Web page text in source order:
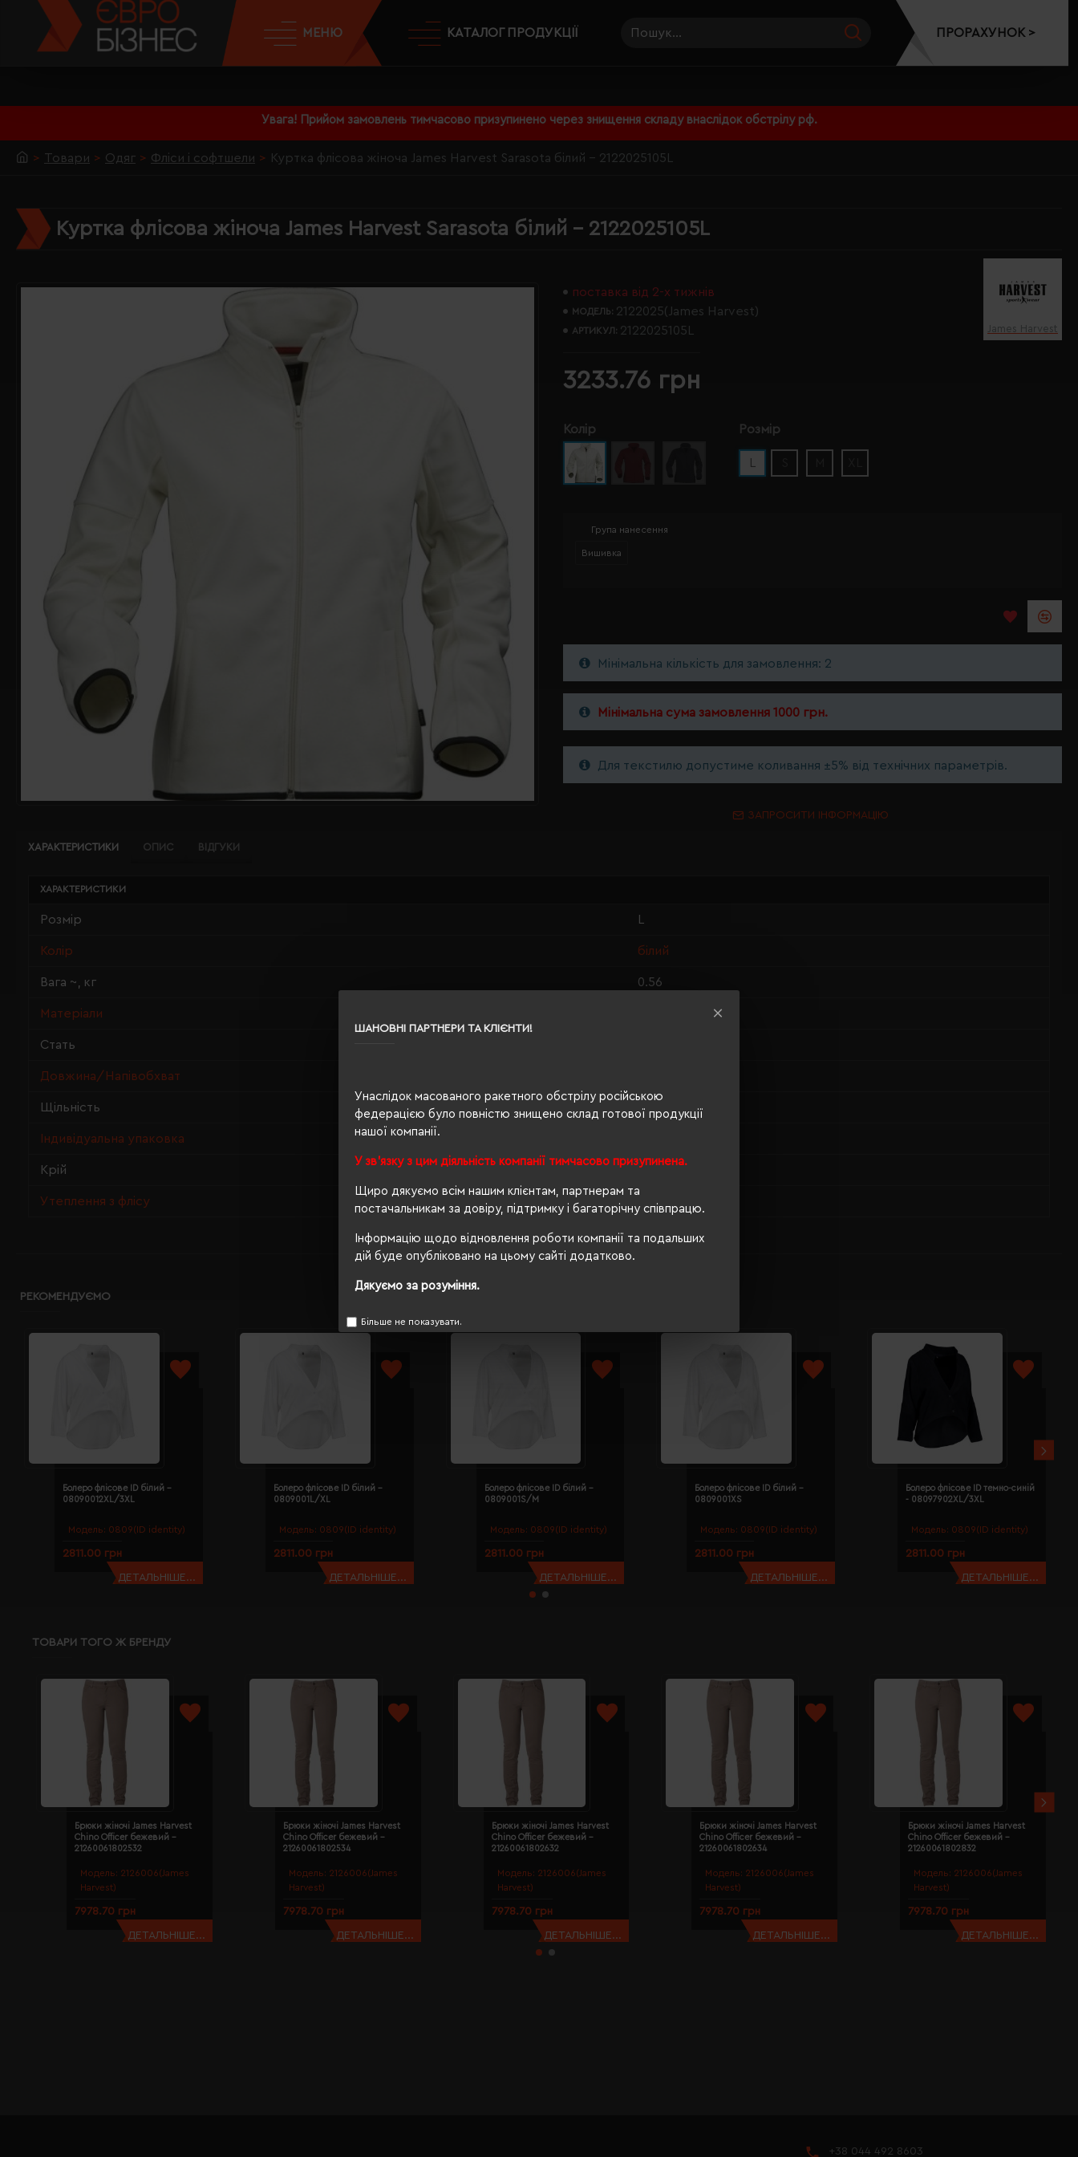
ШАНОВНІ ПАРТНЕРИ ТА КЛІЄНТИ!
Унаслідок масованого ракетного обстрілу російською
федерацією було повністю знищено склад готової продукції
нашої компанії.
У зв'язку з цим діяльність компанії тимчасово призупинена.
Щиро дякуємо всім нашим клієнтам, партнерам та
постачальникам за довіру, підтримку і багаторічну співпрацю.
Інформацію щодо відновлення роботи компанії та подальших
дій буде опубліковано на цьому сайті додатково.
Дякуємо за розуміння.
Більше не показувати.
Увага! Прийом замовлень тимчасово призупинено через знищення складу внаслідок обстрілу рф.
МЕНЮ КАТАЛОГ ПРОДУКЦІЇ ПРОРАХУНОК >
Товари Одяг Фліси і софтшели Куртка флісова жіноча James Harvest Sarasota білий - 2122025105L
Куртка флісова жіноча James Harvest Sarasota білий - 2122025105L
поставка від 2-х тижнів
МОДЕЛЬ: 2122025(James Harvest)
АРТИКУЛ: 2122025105L James Harvest
3233.76 грн
Колір Розмір
Група нанесення
Вишивка
Мінімальна кількість для замовлення: 2
Мінімальна сума замовлення 1000 грн.
Для текстилю допустиме коливання ±5% від технічних параметрів.
ЗАПРОСИТИ ІНФОРМАЦІЮ
ХАРАКТЕРИСТИКИ ОПИС ВІДГУКИ
ХАРАКТЕРИСТИКИ
Розмір
Колір білий
Вага ~, кг 0.56
Матеріали 100% поліестер
Стать
Довжина/Напівобхват
Щільність 350 г/м²
Індивідуальна упаковка
Крій приталений
Утеплення з флісу так
РЕКОМЕНДУЄМО
Модель: 0809(ID identity)
Болеро флісове ID білий -
08090012XL/3XL
2811.00 грн
ДЕТАЛЬНІШЕ...
Модель: 0809(ID identity)
Болеро флісове ID білий -
0809001L/XL
2811.00 грн
ДЕТАЛЬНІШЕ...
Модель: 0809(ID identity)
Болеро флісове ID білий -
0809001S/M
2811.00 грн
ДЕТАЛЬНІШЕ...
Модель: 0809(ID identity)
Болеро флісове ID білий -
0809001XS
2811.00 грн
ДЕТАЛЬНІШЕ...
Модель: 0809(ID identity)
Болеро флісове ID темно-синій
- 08097902XL/3XL
2811.00 грн
ДЕТАЛЬНІШЕ...
ТОВАРИ ТОГО Ж БРЕНДУ
Модель: 2126006(James
Harvest)
Брюки жіночі James Harvest
Chino Officer бежевий -
21260061802532
7978.70 грн
ДЕТАЛЬНІШЕ...
Модель: 2126006(James
Harvest)
Брюки жіночі James Harvest
Chino Officer бежевий -
21260061802534
7978.70 грн
ДЕТАЛЬНІШЕ...
Модель: 2126006(James
Harvest)
Брюки жіночі James Harvest
Chino Officer бежевий -
21260061802632
7978.70 грн
ДЕТАЛЬНІШЕ...
Модель: 2126006(James
Harvest)
Брюки жіночі James Harvest
Chino Officer бежевий -
21260061802634
7978.70 грн
ДЕТАЛЬНІШЕ...
Модель: 2126006(James
Harvest)
Брюки жіночі James Harvest
Chino Officer бежевий -
21260061802832
7978.70 грн
ДЕТАЛЬНІШЕ...
+38 044 492 8603